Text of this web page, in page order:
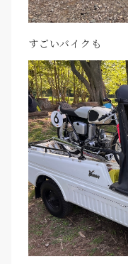
すごいバイクも